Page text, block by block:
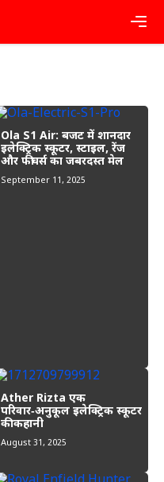
Ola S1 Air: बजट में शानदार
इलेक्ट्रिक स्कूटर, स्टाइल, रेंज
और फीचर्स का जबरदस्त मेल
September 11, 2025
Ather Rizta एक
परिवार‑अनुकूल इलेक्ट्रिक स्कूटर
की कहानी
August 31, 2025